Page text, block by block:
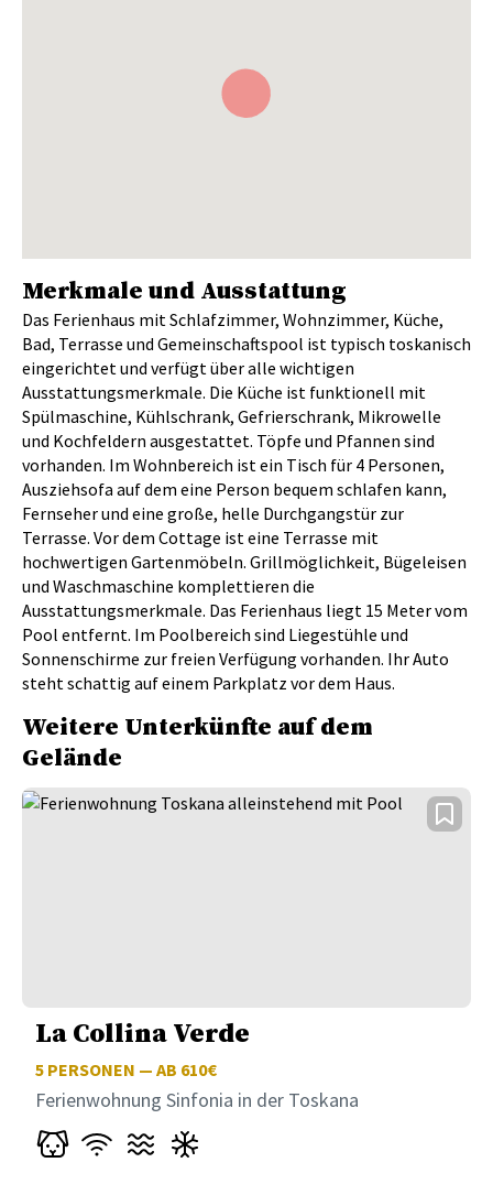
Merkmale und Ausstattung
Das Ferienhaus mit Schlafzimmer, Wohnzimmer, Küche,
Bad, Terrasse und Gemeinschaftspool ist typisch toskanisch
eingerichtet und verfügt über alle wichtigen
Ausstattungsmerkmale. Die Küche ist funktionell mit
Spülmaschine, Kühlschrank, Gefrierschrank, Mikrowelle
und Kochfeldern ausgestattet. Töpfe und Pfannen sind
vorhanden. Im Wohnbereich ist ein Tisch für 4 Personen,
Ausziehsofa auf dem eine Person bequem schlafen kann,
Fernseher und eine große, helle Durchgangstür zur
Terrasse. Vor dem Cottage ist eine Terrasse mit
hochwertigen Gartenmöbeln. Grillmöglichkeit, Bügeleisen
und Waschmaschine komplettieren die
Ausstattungsmerkmale. Das Ferienhaus liegt 15 Meter vom
Pool entfernt. Im Poolbereich sind Liegestühle und
Sonnenschirme zur freien Verfügung vorhanden. Ihr Auto
steht schattig auf einem Parkplatz vor dem Haus.
Weitere Unterkünfte auf dem
Gelände
La Collina Verde
5 PERSONEN — AB 610€
Ferienwohnung Sinfonia in der Toskana